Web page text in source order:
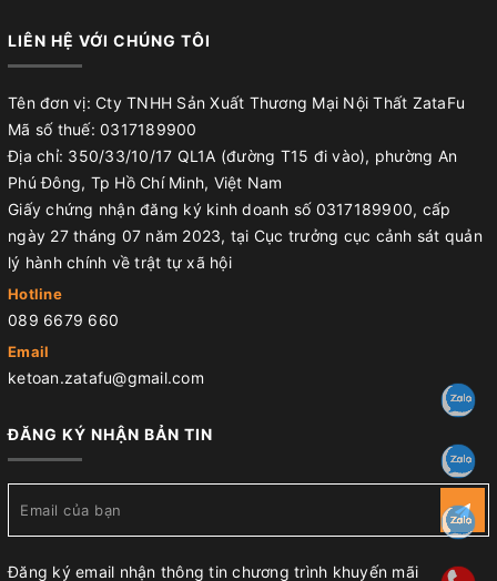
LIÊN HỆ VỚI CHÚNG TÔI
Tên đơn vị: Cty TNHH Sản Xuất Thương Mại Nội Thất ZataFu
Mã số thuế: 0317189900
Địa chỉ: 350/33/10/17 QL1A (đường T15 đi vào), phường An
Phú Đông, Tp Hồ Chí Minh, Việt Nam
Giấy chứng nhận đăng ký kinh doanh số 0317189900, cấp
ngày 27 tháng 07 năm 2023, tại Cục trưởng cục cảnh sát quản
lý hành chính về trật tự xã hội
Hotline
089 6679 660
Email
ketoan.zatafu@gmail.com
ĐĂNG KÝ NHẬN BẢN TIN
Đăng ký email nhận thông tin chương trình khuyến mãi